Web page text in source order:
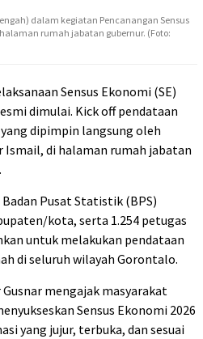
dalam kegiatan Pencanangan Sensus
rumah jabatan gubernur. (Foto:
Sensus Ekonomi (SE)
dimulai. Kick off pendataan
dipimpin langsung oleh
Ismail, di halaman rumah jabatan
Pusat Statistik (BPS)
kota, serta 1.254 petugas
untuk melakukan pendataan
di seluruh wilayah Gorontalo.
mengajak masyarakat
Sensus Ekonomi 2026
yang jujur, terbuka, dan sesuai